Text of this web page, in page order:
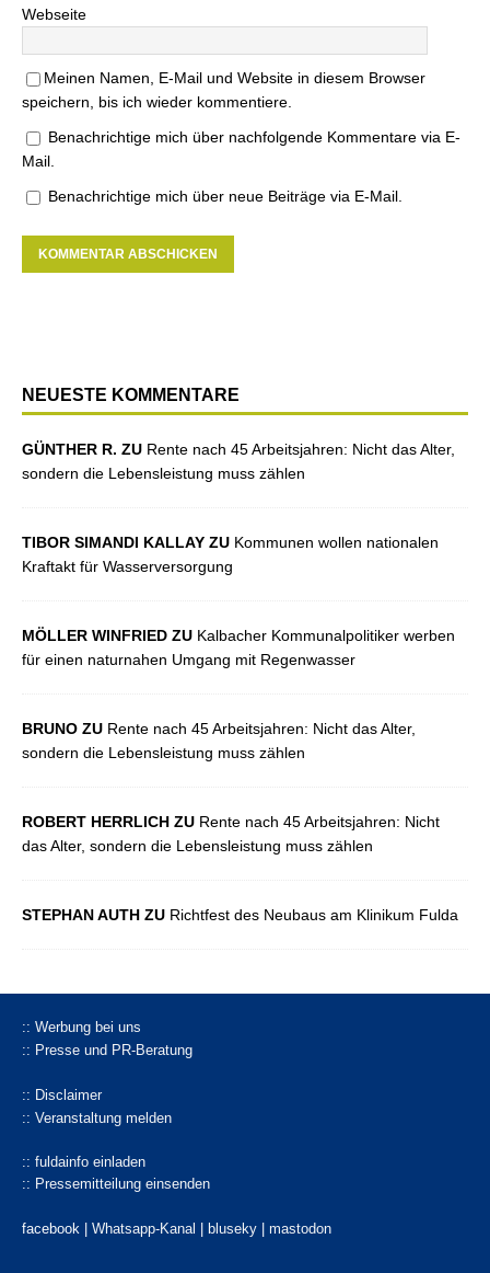
Webseite
Meinen Namen, E-Mail und Website in diesem Browser
speichern, bis ich wieder kommentiere.
Benachrichtige mich über nachfolgende Kommentare via E-
Mail.
Benachrichtige mich über neue Beiträge via E-Mail.
NEUESTE KOMMENTARE
GÜNTHER R. ZU Rente nach 45 Arbeitsjahren: Nicht das Alter,
sondern die Lebensleistung muss zählen
TIBOR SIMANDI KALLAY ZU Kommunen wollen nationalen
Kraftakt für Wasserversorgung
MÖLLER WINFRIED ZU Kalbacher Kommunalpolitiker werben
für einen naturnahen Umgang mit Regenwasser
BRUNO ZU Rente nach 45 Arbeitsjahren: Nicht das Alter,
sondern die Lebensleistung muss zählen
ROBERT HERRLICH ZU Rente nach 45 Arbeitsjahren: Nicht
das Alter, sondern die Lebensleistung muss zählen
STEPHAN AUTH ZU Richtfest des Neubaus am Klinikum Fulda
:: Werbung bei uns
:: Presse und PR-Beratung
:: Disclaimer
:: Veranstaltung melden
:: fuldainfo einladen
:: Pressemitteilung einsenden
facebook | Whatsapp-Kanal bluseky mastodon